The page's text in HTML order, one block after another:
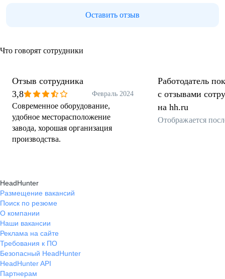
Оставить отзыв
Что говорят сотрудники
Отзыв сотрудника
3,8
Февраль 2024
Современное оборудование,
удобное месторасположение
завода, хорошая организация
производства.
Работодатель
с отзывами
на hh.ru
Отображается
HeadHunter
Размещение вакансий
Поиск по резюме
О компании
Наши вакансии
Реклама на сайте
Требования к ПО
Безопасный HeadHunter
HeadHunter API
Партнерам